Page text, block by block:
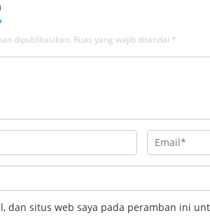
dipublikasikan. Ruas yang wajib ditandai *
dan situs web saya pada peramban ini